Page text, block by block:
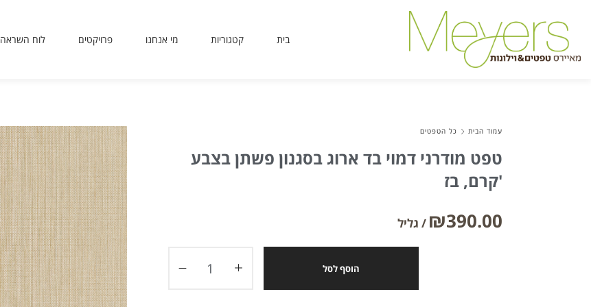
בית קטגוריות מי אנחנו פרויקטים לוח השראה
עמוד הבית כל הטפטים
טפט מודרני דמוי בד ארוג בסגנון פשתן בצבע
קרם, בז'
₪390.00
הוסף לסל